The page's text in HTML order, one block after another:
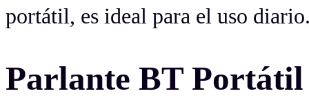
portátil, es ideal para el uso
Parlante BT